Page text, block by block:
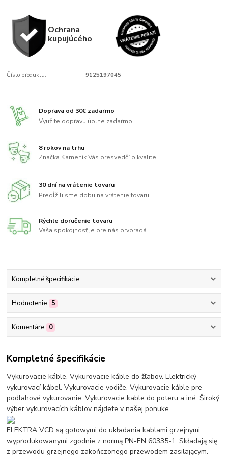
Ochrana
kupujúcého
Číslo produktu: 9125197045
Doprava od 30€ zadarmo
Využite dopravu úplne zadarmo
8 rokov na trhu
Značka Kameník Vás presvedčí o kvalite
30 dní na vrátenie tovaru
Predĺžili sme dobu na vrátenie tovaru
Rýchle doručenie tovaru
Vaša spokojnosť je pre nás prvoradá
Kompletné špecifikácie
Hodnotenie 5
Komentáre 0
Kompletné špecifikácie
Vykurovacie káble. Vykurovacie káble do žľabov. Elektrický
vykurovací kábel. Vykurovacie vodiče. Vykurovacie káble pre
podlahové vykurovanie. Vykurovacie kable do poteru a iné. Široký
výber vykurovacích káblov nájdete v našej ponuke.
ELEKTRA VCD są gotowymi do układania kablami grzejnymi
wyprodukowanymi zgodnie z normą PN-EN 60335-1. Składają się
z przewodu grzejnego zakończonego przewodem zasilającym.